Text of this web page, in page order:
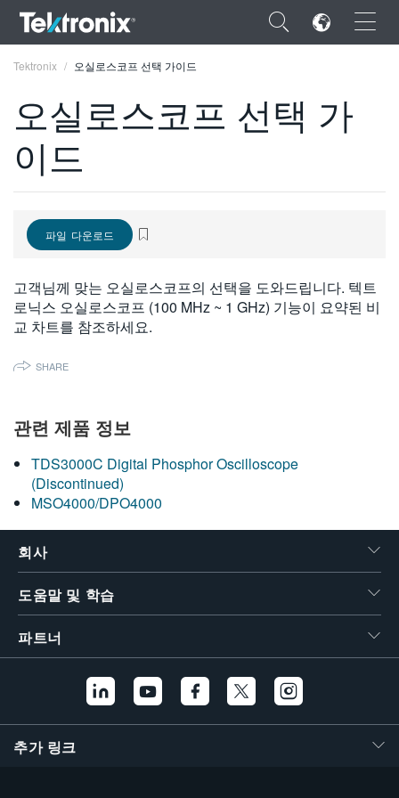
×
ENGLISH
DEUTSCH
简体中文
繁體中文
Tektronix 오실로스코프 선택 가이드
오실로스코프 선택 가
이드
파일 다운로드
고객님께 맞는 오실로스코프의 선택을 도와드립니다. 텍트
로닉스 오실로스코프 (100 MHz ~ 1 GHz) 기능이 요약된 비
교 차트를 참조하세요.
SHARE
관련 제품 정보
TDS3000C Digital Phosphor Oscilloscope
(Discontinued)
MSO4000/DPO4000
회사
도움말 및 학습
파트너
추가 링크